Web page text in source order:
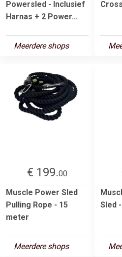
Powersled - Inclusief
Harnas + 2 Power...
Meerdere shops
€ 199.00
Muscle Power Sled
Pulling Rope - 15
meter
Meerdere shops
Sled